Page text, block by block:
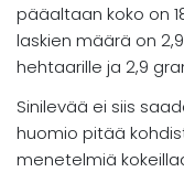
pääaltaan koko on
laskien määrä on
hehtaarille ja 2,9
Sinilevää ei siis
huomio pitää
menetelmiä